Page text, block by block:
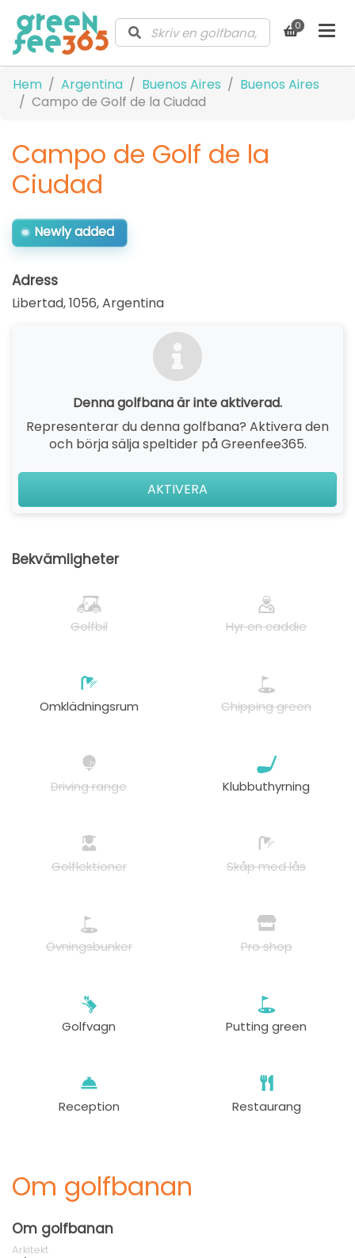
0
Hem Argentina Buenos Aires
Buenos Aires
Campo de Golf de la Ciudad
Campo de Golf de la
Ciudad
Newly added
Adress
Libertad, 1056,Argentina
Denna golfbana är inte aktiverad.
Representerar du denna golfbana? Aktivera den
och börja sälja speltider på Greenfee365.
AKTIVERA
Bekvämligheter
Golfbil Hyr en caddie
Omklädningsrum Chipping green
Driving range Klubbuthyrning
Golflektioner Skåp med lås
Övningsbunker Pro shop
Golfvagn Putting green
Reception Restaurang
Om golfbanan
Om golfbanan
Arkitekt